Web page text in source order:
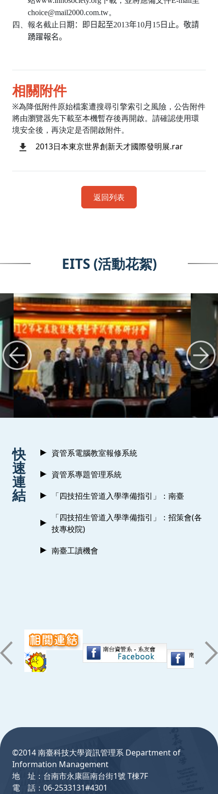
choice@mail2000.com.tw。
四、報名截止日 期：即日起至2013年10月 15 日 止。敬請
踴躍報名。
相關附件
※為降低附件原始檔案遭搜尋引擎索引之風險，公告附件
將由瀏覽器先下載至本機暫存後再開啟。請確認使用環
境安全後，再決定是否開啟附件。
2013日本東京世界創新天才國際發明展.rar
返回列表
EITS (活動花絮)
快
速
連
結
資管系電腦教室報修系統
資管系專題管理系統
「四技招生管道入學準備指引」：南臺
「四技招生管道入學準備指引」：招策會(各
技專校院)
南臺工讀機會
©2014 南臺科技大學資訊管理系 Department of
Information Management
地 址：台南市永康區南台街1號 T棟7F
電 話：06-2533131#4301